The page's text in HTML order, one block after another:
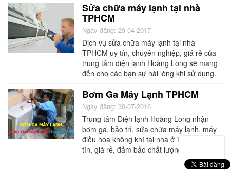
Sửa chữa máy lạnh tại nhà
TPHCM
Ngày đăng: 29-04-2017
Dịch vụ sửa chữa máy lạnh tại nhà
TPHCM uy tín, chuyên nghiệp, giá rẻ của
trung tâm điện lạnh Hoàng Long sẽ mang
đến cho các bạn sự hài lòng khi sử dụng.
Bơm Ga Máy Lạnh TPHCM
Ngày đăng: 30-07-2016
Trung tâm Điện lạnh Hoàng Long nhận
bơm ga, bảo trì, sửa chữa máy lạnh, máy
điều hòa không khí tại nhà ở TPHCM uy
tín, giá rẻ, đảm bảo chất lượng.